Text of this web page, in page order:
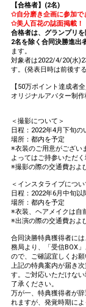
【合格者】(2名)
✩自分磨き企画に参加で
✩美人百花の誌面掲載！
合格者は、グランプリ
2名を除く合同決勝進出
ます。
対象者は2022/4/20(水
す。(発表日時は前後す
【50万ポイント達成者全
オリジナルアバター制作
＜撮影について＞
日程：2022年4月下旬の
場所：都内を予定
※衣装のご用意がござい
よってはご持参いただく
※撮影の際の交通費およ
＜インスタライブについ
日程：2022年6月中旬以
場所：都内を予定
※衣装、ヘアメイクは自
※出演の際の交通費およ
合同決勝特典獲得者に
務局より、「受信BOX
ので、ご確認宜しくお願
上記の特典案内が届き
す。ご対応いただけな
了承ください。
万が一、特典獲得者が
れますが、発覚時期に